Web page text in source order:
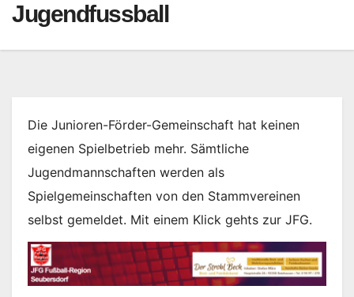
Jugendfussball
Die Junioren-Förder-Gemeinschaft hat keinen
eigenen Spielbetrieb mehr. Sämtliche
Jugendmannschaften werden als
Spielgemeinschaften von den Stammvereinen
selbst gemeldet. Mit einem Klick gehts zur JFG.